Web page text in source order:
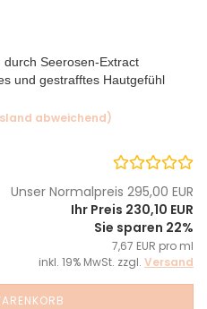
Seerosen-Extract
und gestrafftes Hautgefühl
abweichend)
Unser Normalpreis 295,00 EUR
Ihr Preis 230,10 EUR
Sie sparen 22%
7,67 EUR pro ml
inkl. 19% MwSt. zzgl. Versand